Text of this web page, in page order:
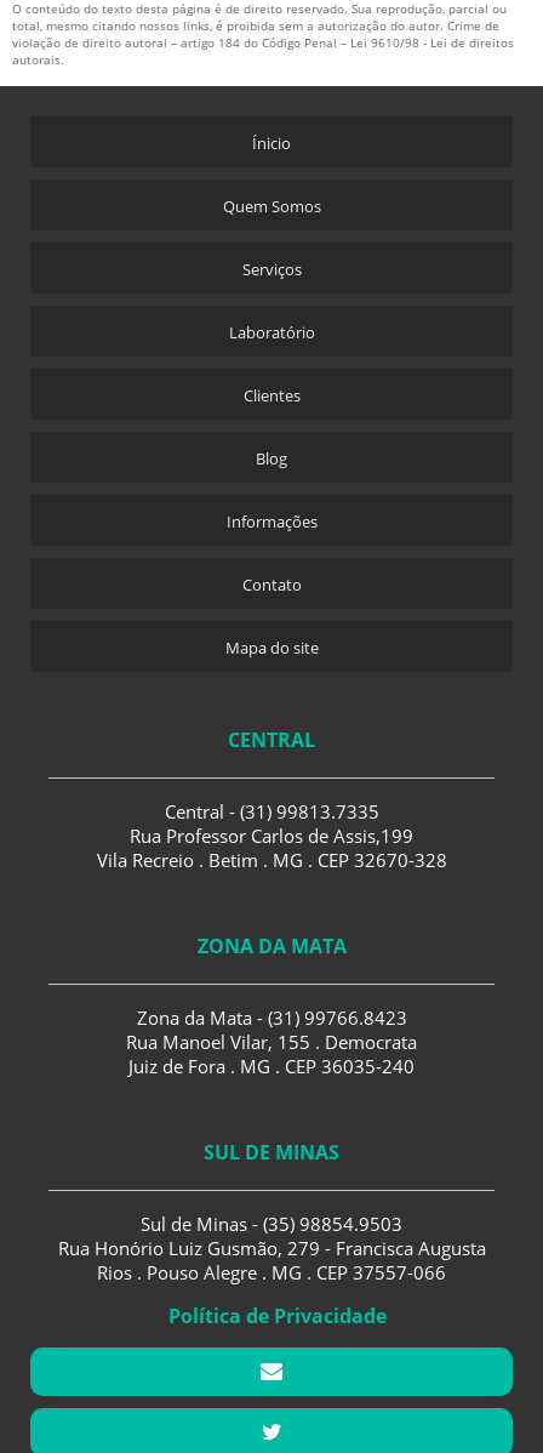
O conteúdo do texto desta página é de direito reservado. Sua reprodução, parcial ou
total, mesmo citando nossos links, é proibida sem a autorização do autor. Crime de
violação de direito autoral – artigo 184 do Código Penal – Lei 9610/98 - Lei de direitos
autorais.
Ínicio
Quem Somos
Serviços
Laboratório
Clientes
Blog
Informações
Contato
Mapa do site
CENTRAL
Central - (31) 99813.7335
Rua Professor Carlos de Assis,199
Vila Recreio . Betim . MG . CEP 32670-328
ZONA DA MATA
Zona da Mata - (31) 99766.8423
Rua Manoel Vilar, 155 . Democrata
Juiz de Fora . MG . CEP 36035-240
SUL DE MINAS
Sul de Minas - (35) 98854.9503
Rua Honório Luiz Gusmão, 279 - Francisca Augusta
Rios . Pouso Alegre . MG . CEP 37557-066
Política de Privacidade